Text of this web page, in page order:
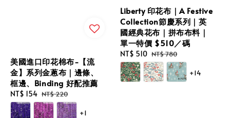
美國進口印花棉布-【流
金】系列金蔥布｜邊條、
框邊、Binding 好配推薦
Sale
price
NT$ 154 Regular
price
NT$ 220
+1
Liberty 印花布｜A Festive
Collection節慶系列｜英
國經典花布｜拼布布料｜
單一特價 $510／碼
Sale
price
NT$ 510 Regular
price
NT$ 780
+14